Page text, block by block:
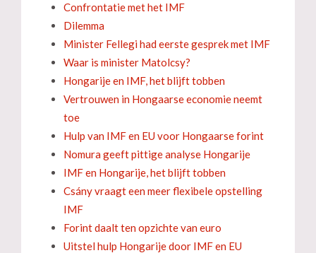
Confrontatie met het IMF
Dilemma
Minister Fellegi had eerste gesprek met IMF
Waar is minister Matolcsy?
Hongarije en IMF, het blijft tobben
Vertrouwen in Hongaarse economie neemt
toe
Hulp van IMF en EU voor Hongaarse forint
Nomura geeft pittige analyse Hongarije
IMF en Hongarije, het blijft tobben
Csány vraagt een meer flexibele opstelling
IMF
Forint daalt ten opzichte van euro
Uitstel hulp Hongarije door IMF en EU